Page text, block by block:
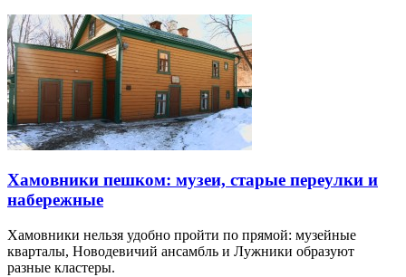
Хамовники пешком: музеи, старые переулки и
набережные
Хамовники нельзя удобно пройти по прямой: музейные
кварталы, Новодевичий ансамбль и Лужники образуют
разные кластеры.